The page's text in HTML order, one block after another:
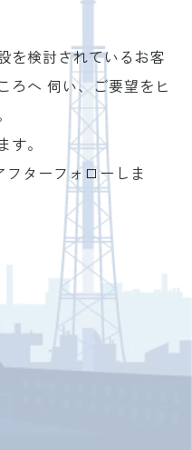
を検討されているお客
ろへ 伺い、ご要望をヒ
。
ターフォローしま